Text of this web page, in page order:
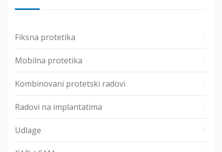
Fiksna protetika
Mobilna protetika
Kombinovani protetski radovi
Radovi na implantatima
Udlage